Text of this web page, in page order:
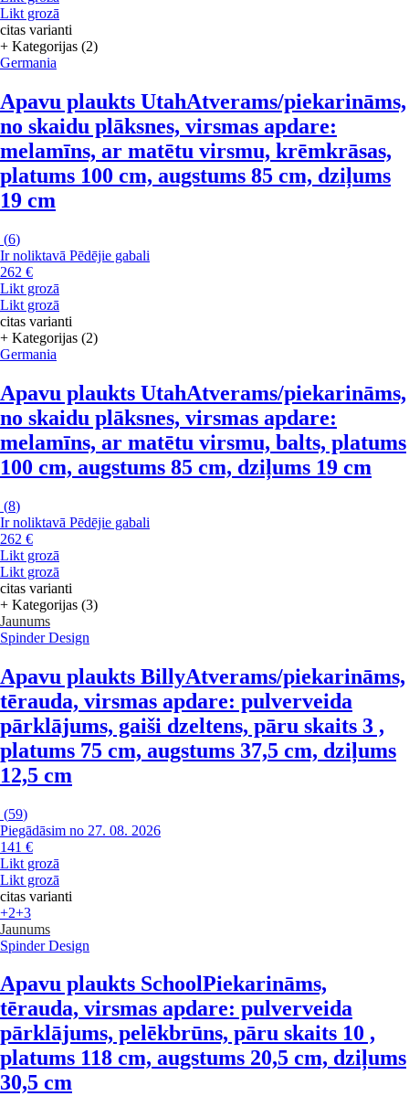
Likt grozā
citas varianti
+ Kategorijas (2)
Germania
Apavu plaukts UtahAtverams/piekarināms,
no skaidu plāksnes, virsmas apdare:
melamīns, ar matētu virsmu, krēmkrāsas,
platums 100 cm, augstums 85 cm, dziļums
19 cm
(6)
Ir noliktavā Pēdējie gabali
262 €
Likt grozā
Likt grozā
citas varianti
+ Kategorijas (2)
Germania
Apavu plaukts UtahAtverams/piekarināms,
no skaidu plāksnes, virsmas apdare:
melamīns, ar matētu virsmu, balts, platums
100 cm, augstums 85 cm, dziļums 19 cm
(8)
Ir noliktavā Pēdējie gabali
262 €
Likt grozā
Likt grozā
citas varianti
+ Kategorijas (3)
Jaunums
Spinder Design
Apavu plaukts BillyAtverams/piekarināms,
tērauda, virsmas apdare: pulverveida
pārklājums, gaiši dzeltens, pāru skaits 3 ,
platums 75 cm, augstums 37,5 cm, dziļums
12,5 cm
(59)
Piegādāsim no 27. 08. 2026
141 €
Likt grozā
Likt grozā
citas varianti
+2+3
Jaunums
Spinder Design
Apavu plaukts SchoolPiekarināms,
tērauda, virsmas apdare: pulverveida
pārklājums, pelēkbrūns, pāru skaits 10 ,
platums 118 cm, augstums 20,5 cm, dziļums
30,5 cm